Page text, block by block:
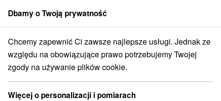
członek grupySorger
Atrakcje na Słowacji Areny laserowe i paintball w Tatrach
Areny laserowe i paintball w
Tatrach
Dbamy o Twoją prywatność
Chcemy zapewnić Ci zawsze najlepsze usługi. Jednak ze
względu na obowiązujące prawo potrzebujemy Twojej
zgody na używanie plików cookie.
Więcej o personalizacji i pomiarach